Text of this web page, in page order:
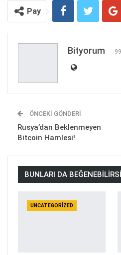
Pay
Bityorum
ÖNCEKI GÖNDERI
Rusya’dan Beklenmeyen
Bitcoin Hamlesi!
BUNLARI DA
UNCATEGORIZED